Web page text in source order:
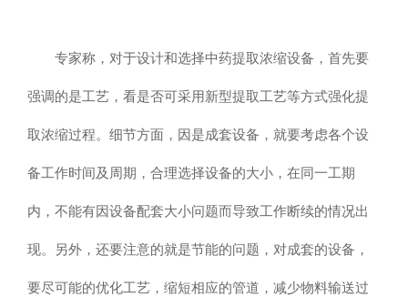
专家称，对于设计和选择中药提取浓缩设备，首先要
强调的是工艺，看是否可采用新型提取工艺等方式强化提
取浓缩过程。细节方面，因是成套设备，就要考虑各个设
备工作时间及周期，合理选择设备的大小，在同一工期
内，不能有因设备配套大小问题而导致工作断续的情况出
现。另外，还要注意的就是节能的问题，对成套的设备，
要尽可能的优化工艺，缩短相应的管道，减少物料输送过